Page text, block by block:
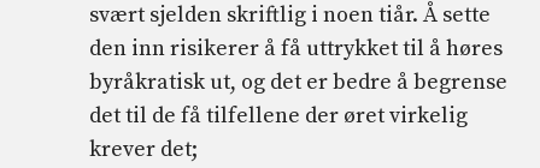
svært sjelden skriftlig i noen tiår. Å sette
den inn risikerer å få uttrykket til å høres
byråkratisk ut, og det er bedre å begrense
det til de få tilfellene der øret virkelig
krever det;